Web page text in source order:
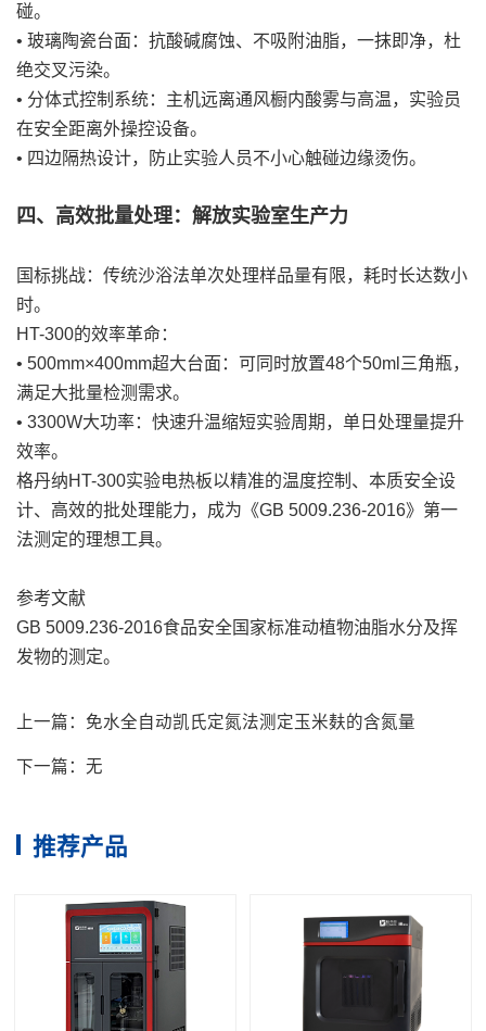
碰。
• 玻璃陶瓷台面：抗酸碱腐蚀、不吸附油脂，一抹即净，杜
绝交叉污染。
• 分体式控制系统：主机远离通风橱内酸雾与高温，实验员
在安全距离外操控设备。
• 四边隔热设计，防止实验人员不小心触碰边缘烫伤。
四、高效批量处理：解放实验室生产力
国标挑战：传统沙浴法单次处理样品量有限，耗时长达数小
时。
HT-300的效率革命：
• 500mm×400mm超大台面：可同时放置48个50ml三角瓶，
满足大批量检测需求。
• 3300W大功率：快速升温缩短实验周期，单日处理量提升
效率。
格丹纳HT-300实验电热板以精准的温度控制、本质安全设
计、高效的批处理能力，成为《GB 5009.236-2016》第一
法测定的理想工具。
参考文献
GB 5009.236-2016食品安全国家标准动植物油脂水分及挥
发物的测定。
上一篇： 免水全自动凯氏定氮法测定玉米麸的含氮量
下一篇： 无
推荐产品